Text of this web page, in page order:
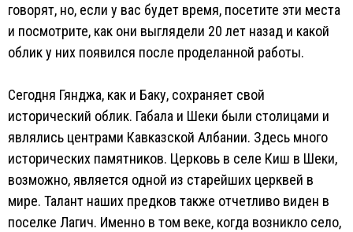
говорят, но, если у вас будет время, посетите эти места
и посмотрите, как они выглядели 20 лет назад и какой
облик у них появился после проделанной работы.
Сегодня Гянджа, как и Баку, сохраняет свой
исторический облик. Габала и Шеки были столицами и
являлись центрами Кавказской Албании. Здесь много
исторических памятников. Церковь в селе Киш в Шеки,
возможно, является одной из старейших церквей в
мире. Талант наших предков также отчетливо виден в
поселке Лагич. Именно в том веке, когда возникло село,